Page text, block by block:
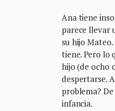
Ana tiene
parece llevar
su hijo
tiene. Pero lo
hijo (de ocho
despertarse.
problema?
infancia.